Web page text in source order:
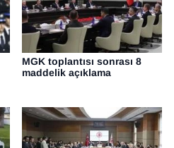
MGK toplantısı sonrası 8
maddelik açıklama